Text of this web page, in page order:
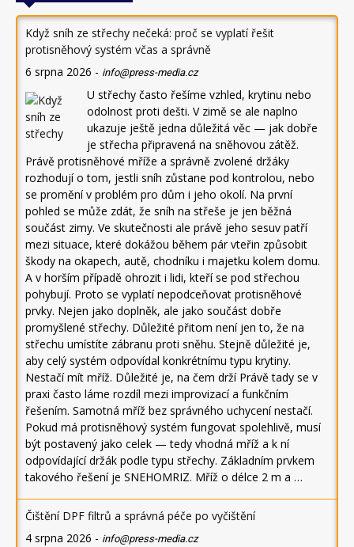
Když sníh ze střechy nečeká: proč se vyplatí řešit
protisněhový systém včas a správně
6 srpna 2026 - info@press-media.cz
U střechy často řešíme vzhled, krytinu nebo
odolnost proti dešti. V zimě se ale naplno
ukazuje ještě jedna důležitá věc — jak dobře
je střecha připravená na sněhovou zátěž.
Právě protisněhové mříže a správně zvolené držáky
rozhodují o tom, jestli sníh zůstane pod kontrolou, nebo
se promění v problém pro dům i jeho okolí. Na první
pohled se může zdát, že sníh na střeše je jen běžná
součást zimy. Ve skutečnosti ale právě jeho sesuv patří
mezi situace, které dokážou během pár vteřin způsobit
škody na okapech, autě, chodníku i majetku kolem domu.
A v horším případě ohrozit i lidi, kteří se pod střechou
pohybují. Proto se vyplatí nepodceňovat protisněhové
prvky. Nejen jako doplněk, ale jako součást dobře
promyšlené střechy. Důležité přitom není jen to, že na
střechu umístíte zábranu proti sněhu. Stejně důležité je,
aby celý systém odpovídal konkrétnímu typu krytiny.
Nestačí mít mříž. Důležité je, na čem drží Právě tady se v
praxi často láme rozdíl mezi improvizací a funkčním
řešením. Samotná mříž bez správného uchycení nestačí.
Pokud má protisněhový systém fungovat spolehlivě, musí
být postavený jako celek — tedy vhodná mříž a k ní
odpovídající držák podle typu střechy. Základním prvkem
takového řešení je SNEHOMRIZ. Mříž o délce 2 m a …
Čištění DPF filtrů a správná péče po vyčištění
4 srpna 2026 - info@press-media.cz